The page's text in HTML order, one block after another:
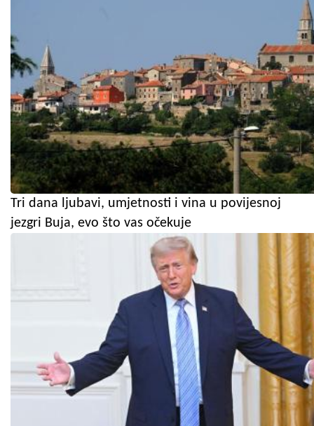
Tri dana ljubavi, umjetnosti i vina u povijesnoj
jezgri Buja, evo što vas očekuje